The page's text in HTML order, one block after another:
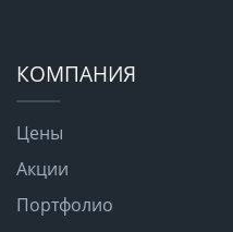
КОМПАНИЯ
Цены
Акции
Портфолио